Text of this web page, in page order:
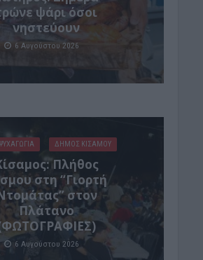
ψάρι όσοι
νηστεύουν
6 Αυγούστου 2026
ΔΉΜΟΣ ΚΙΣΆΜΟΥ
Πλήθος
στη “Γιορτή
στον
Πλάτανο
6 Αυγούστου 2026